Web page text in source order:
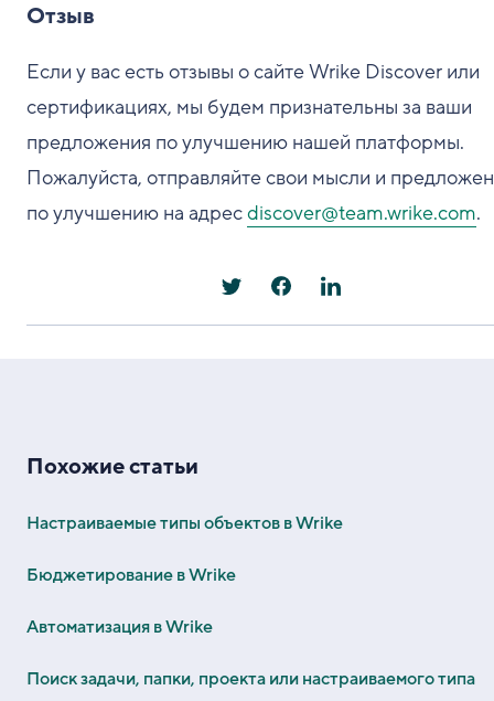
Отзыв
Если у вас есть отзывы о сайте Wrike Discover или
сертификациях, мы будем признательны за ваши
предложения по улучшению нашей платформы.
Пожалуйста, отправляйте свои мысли и
по улучшению на адресdiscover@team.wrike.com.
Похожие статьи
Настраиваемые типы объектов в Wrike
Бюджетирование в Wrike
Автоматизация в Wrike
Поиск задачи, папки, проекта или настраиваемого типа